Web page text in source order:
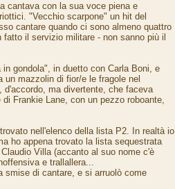
cantava con la sua voce piena e
"Vecchio scarpone" un hit del
cantare quando ci sono almeno quattro
il servizio militare - non sanno più il
gondola", in duetto con Carla Boni, e
mazzolin di fior/e le fragole nel
d'accordo, ma divertente, che faceva
Frankie Lane, con un pezzo roboante,
nell'elenco della lista P2. In realtà io
ho appena trovato la lista sequestrata
Villa (accanto al suo nome c'è
e trallallera...
smise di cantare, e si arruolò come